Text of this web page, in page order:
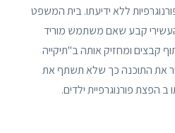
ללא ידיעתו. בית המשפט
קבע שאם משתמש מוריד
קבצים ומחזיק אותה ב"תיקייה
את התוכנה כך שלא תשתף את
ב הפצת פורנוגרפיית ילדים.